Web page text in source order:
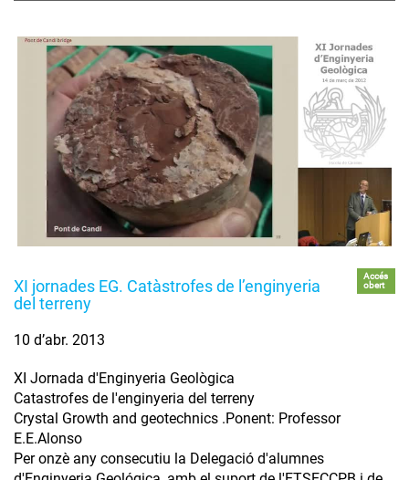
XI jornades EG. Catàstrofes de l’enginyeria
del terreny
Accés
obert
10 d’abr. 2013
XI Jornada d'Enginyeria Geològica
Catastrofes de l'enginyeria del terreny
Crystal Growth and geotechnics .Ponent: Professor
E.E.Alonso
Per onzè any consecutiu la Delegació d'alumnes